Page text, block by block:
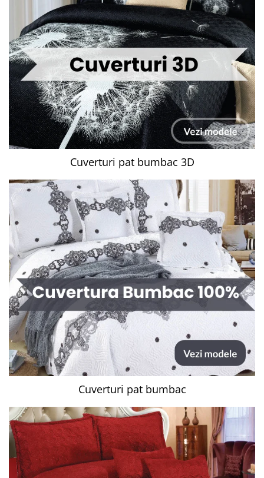
Cuverturi pat bumbac 3D
Cuverturi pat bumbac